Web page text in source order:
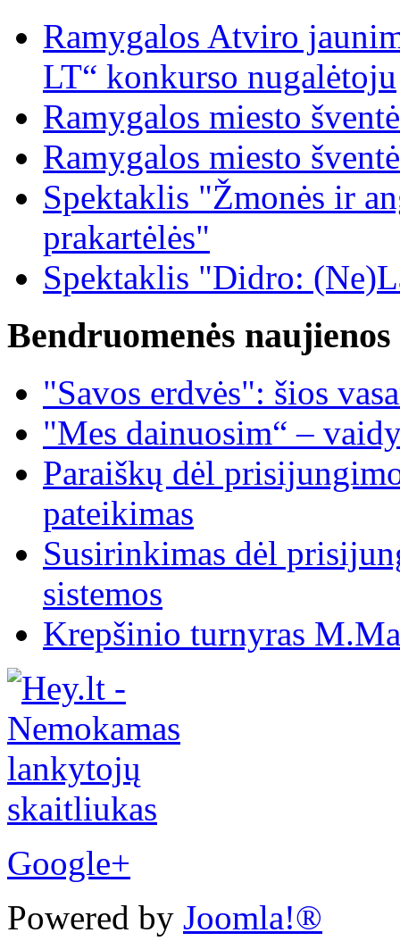
Ramygalos Atviro
LT“ konkurso nugalėtoju
Ramygalos miesto šventė
Ramygalos miesto šventė
Spektaklis "Žmonės ir
prakartėlės"
Spektaklis "Didro:
Bendruomenės naujienos
"Savos erdvės": šios
"Mes dainuosim“ –
Paraiškų dėl
pateikimas
Susirinkimas dėl
sistemos
Krepšinio turnyras
Google+
Powered by Joomla!®